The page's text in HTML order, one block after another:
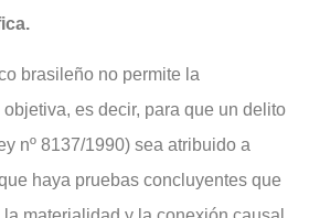
brasileño no permite la
es decir, para que un delito
nº 8137/1990) sea atribuido a
haya pruebas concluyentes que